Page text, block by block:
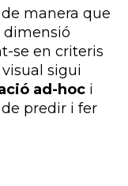
manera que
dimensió
se en criteris
sigui
ad-hoc i
predir i fer